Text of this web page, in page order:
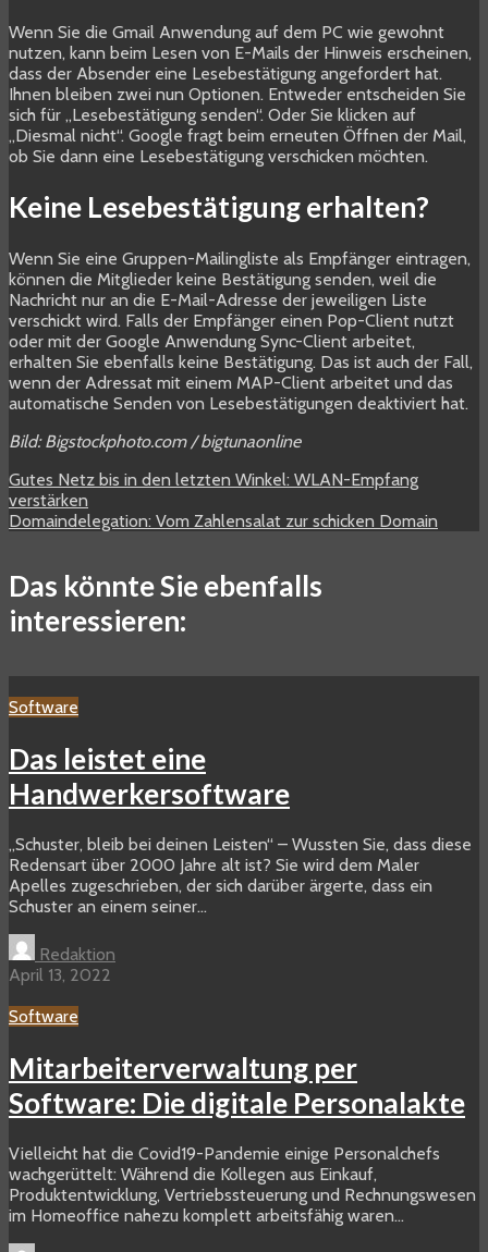
Wenn Sie die Gmail Anwendung auf dem PC wie gewohnt
nutzen, kann beim Lesen von E-Mails der Hinweis erscheinen,
dass der Absender eine Lesebestätigung angefordert hat.
Ihnen bleiben zwei nun Optionen. Entweder entscheiden Sie
sich für „Lesebestätigung senden“. Oder Sie klicken auf
„Diesmal nicht“. Google fragt beim erneuten Öffnen der Mail,
ob Sie dann eine Lesebestätigung verschicken möchten.
Keine Lesebestätigung erhalten?
Wenn Sie eine Gruppen-Mailingliste als Empfänger eintragen,
können die Mitglieder keine Bestätigung senden, weil die
Nachricht nur an die E-Mail-Adresse der jeweiligen Liste
verschickt wird. Falls der Empfänger einen Pop-Client nutzt
oder mit der Google Anwendung Sync-Client arbeitet,
erhalten Sie ebenfalls keine Bestätigung. Das ist auch der Fall,
wenn der Adressat mit einem MAP-Client arbeitet und das
automatische Senden von Lesebestätigungen deaktiviert hat.
Bild: Bigstockphoto.com / bigtunaonline
Gutes Netz bis in den letzten Winkel: WLAN-Empfang
verstärken
Domaindelegation: Vom Zahlensalat zur schicken Domain
Das könnte Sie ebenfalls
interessieren:
Software
Das leistet eine
Handwerkersoftware
„Schuster, bleib bei deinen Leisten“ – Wussten Sie, dass diese
Redensart über 2000 Jahre alt ist? Sie wird dem Maler
Apelles zugeschrieben, der sich darüber ärgerte, dass ein
Schuster an einem seiner...
Redaktion
April 13, 2022
Software
Mitarbeiterverwaltung per
Software: Die digitale Personalakte
Vielleicht hat die Covid19-Pandemie einige Personalchefs
wachgerüttelt: Während die Kollegen aus Einkauf,
Produktentwicklung, Vertriebssteuerung und Rechnungswesen
im Homeoffice nahezu komplett arbeitsfähig waren...